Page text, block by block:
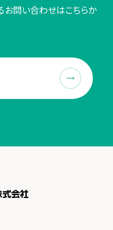
お問い合わせはこちらか